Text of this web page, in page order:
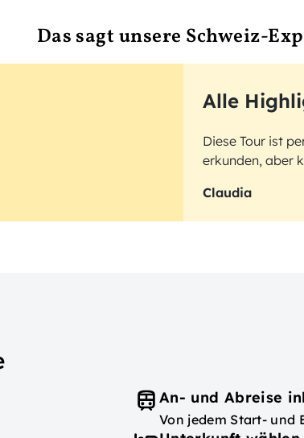
Das sagt unsere Schweiz-
Alle
Diese Tour ist
erkunden, aber
Claudia
An- und Abreise
Von jedem Start- und